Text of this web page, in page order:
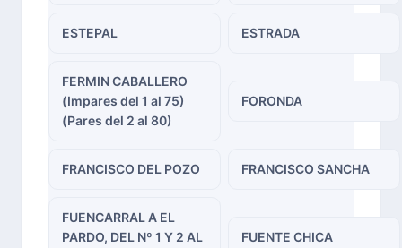
ESTEPAL ESTRADA
FERMIN CABALLERO
(Impares del 1 al 75)
(Pares del 2 al 80)
FORONDA
FRANCISCO DEL POZO FRANCISCO SANCHA
FUENCARRAL A EL
PARDO, DEL Nº 1 Y 2 AL
FUENTE CHICA